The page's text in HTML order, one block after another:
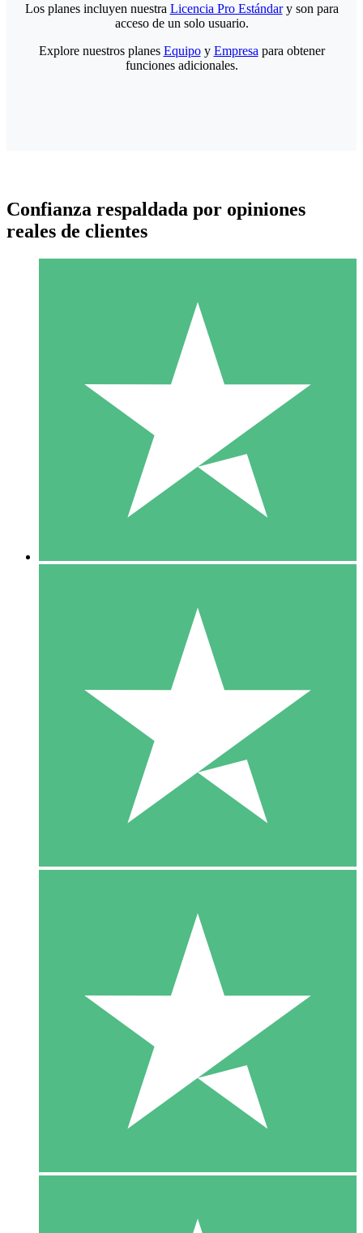
Paquetes de Créditos Individuales
Paga según el uso con créditos de descarga. Sin compromiso
10 00
10 Descargas
20 00
Los planes incluyen nuestra Licencia Pro Estándary son para
acceso de un solo usuario.
Explore nuestros planes Equipoy Empresa para obtener
funciones adicionales.
Confianza respaldada por opiniones
reales de clientes